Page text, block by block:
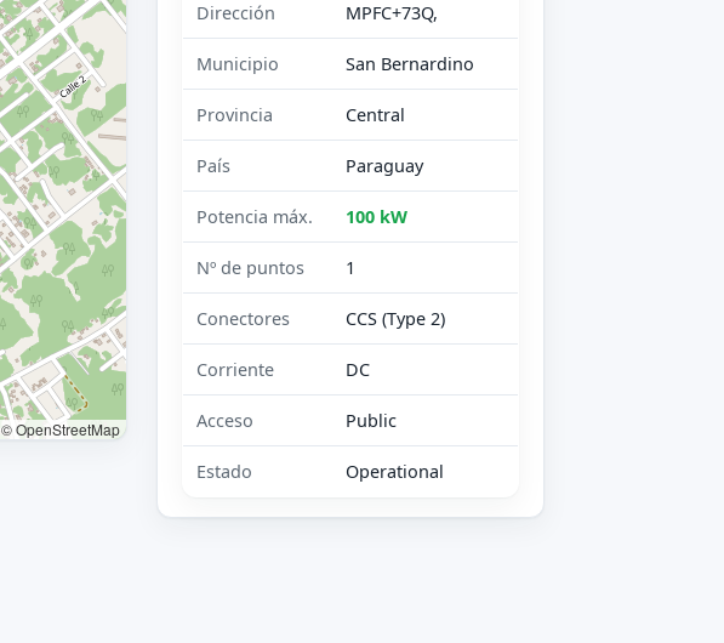
© OpenStreetMap
Dirección MPFC+73Q,
Municipio San Bernardino
Provincia Central
País Paraguay
Potencia máx. 100 kW
Nº de puntos 1
Conectores CCS (Type 2)
Corriente DC
Acceso Public
Estado Operational